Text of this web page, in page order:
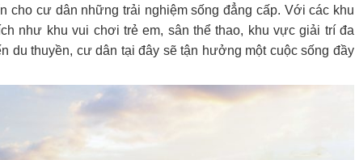
cho cư dân những trải nghiệm sống đẳng cấp. Với các khu
như khu vui chơi trẻ em, sân thể thao, khu vực giải trí đa
du thuyền, cư dân tại đây sẽ tận hưởng một cuộc sống đầy